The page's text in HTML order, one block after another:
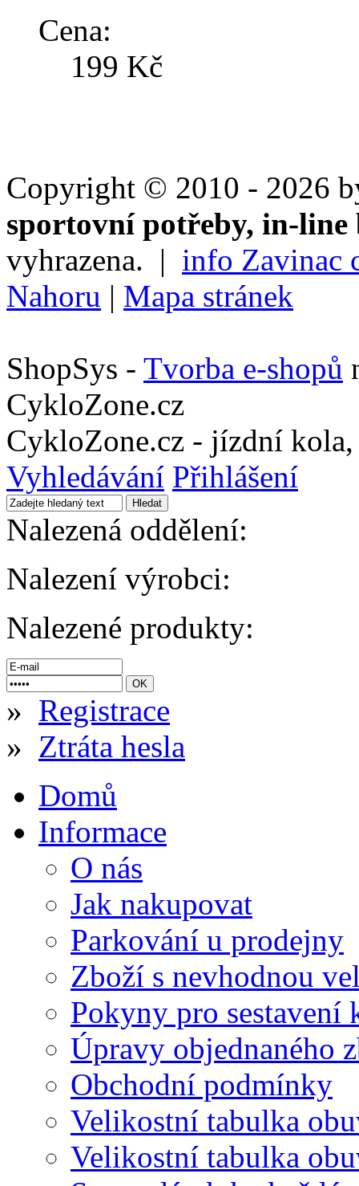
Cena:
199 Kč
Copyright © 2010 - 2026
sportovní potřeby, in-line
vyhrazena. | info Zavinac
Nahoru | Mapa stránek
ShopSys - Tvorba e-shopů
CykloZone.cz
CykloZone.cz - jízdní
Vyhledávání Přihlášení
Nalezená oddělení:
Nalezení výrobci:
Nalezené produkty:
» Registrace
» Ztráta hesla
Domů
Informace
O nás
Jak nakupovat
Parkování u prodejny
Zboží s nevhodnou
Pokyny pro sestavení
Úpravy objednaného
Obchodní podmínky
Velikostní tabulka
Velikostní tabulka